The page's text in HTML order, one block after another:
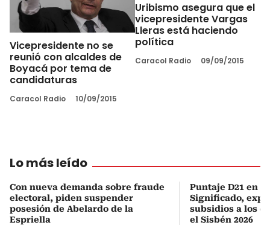
Vicepresidente no se
reunió con alcaldes de
Boyacá por tema de
candidaturas
Caracol Radio 10/09/2015
Uribismo asegura que el
vicepresidente Vargas
Lleras está haciendo
política
Caracol Radio 09/09/2015
Lo más leído
Con nueva demanda sobre fraude
electoral, piden suspender
posesión de Abelardo de la
Espriella
Puntaje D21 en
Significado,
subsidios a los
el Sisbén 2026